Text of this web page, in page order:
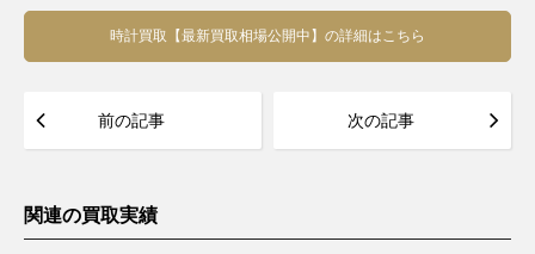
時計買取【最新買取相場公開中】の詳細はこちら
前の記事 次の記事
関連の買取実績